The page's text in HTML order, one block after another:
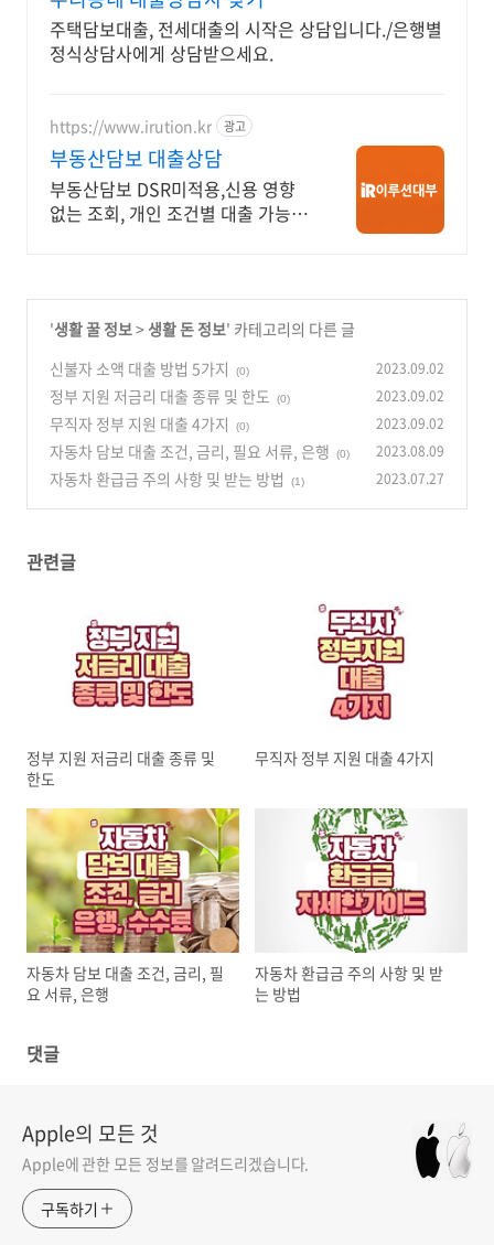
주택담보대출, 전세대출의 시작은 상담입니다./은행별
정식상담사에게 상담받으세요.
https://www.irution.kr 광고
부동산담보 대출상담
부동산담보 DSR미적용,신용 영향
없는 조회, 개인 조건별 대출 가능 여
'생활 꿀 정보> 생활 돈 정보' 카테고리의 다른 글
신불자 소액 대출 방법 5가지
(0) 2023.09.02
정부 지원 저금리 대출 종류 및 한도 (0) 2023.09.02
무직자 정부 지원 대출 4가지 (0) 2023.09.02
자동차 담보 대출 조건, 금리, 필요 서류, 은행 (0) 2023.08.09
자동차 환급금 주의 사항 및 받는 방법 (1) 2023.07.27
관련글
정부 지원 저금리 대출 종류 및
한도
무직자 정부 지원 대출 4가지
자동차 담보 대출 조건, 금리, 필
요 서류, 은행
자동차 환급금 주의 사항 및 받
는 방법
댓글
Apple의 모든 것
Apple에 관한 모든 정보를 알려드리겠습니다.
구독하기